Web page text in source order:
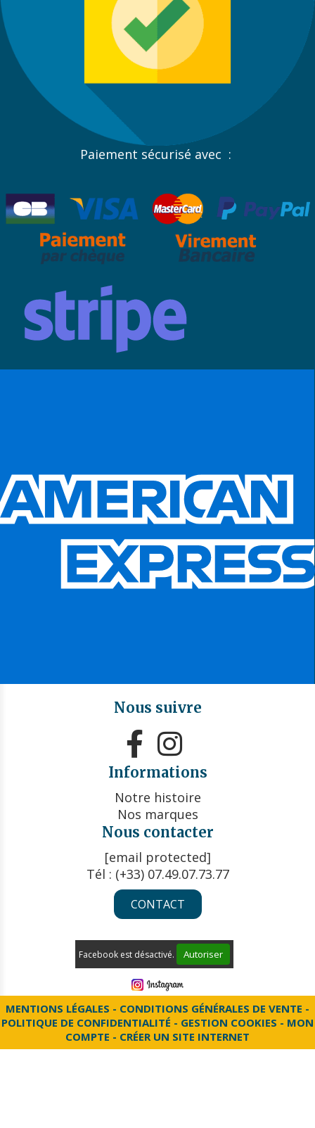
Paiement sécurisé avec :
Nous suivre
 
Informations
Notre histoire
Nos marques
Nous contacter
[email protected]
Tél : (+33) 07.49.07.73.77
CONTACT
Facebook est désactivé. Autoriser
MENTIONS LÉGALES
CONDITIONS GÉNÉRALES DE VENTE
POLITIQUE DE CONFIDENTIALITÉ
GESTION COOKIES
MON
COMPTE
CRÉER UN SITE INTERNET